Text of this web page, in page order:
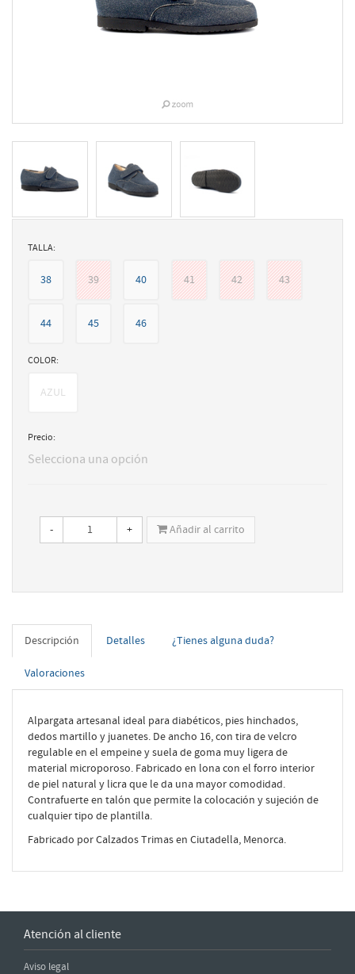
TALLA:
38 39 40 41 42 43
44 45 46
COLOR:
AZUL
Precio:
Selecciona una opción
- + Añadir al carrito
Descripción Detalles ¿Tienes alguna duda?
Valoraciones
Alpargata artesanal ideal para diabéticos, pies hinchados,
dedos martillo y juanetes. De ancho 16, con tira de velcro
regulable en el empeine y suela de goma muy ligera de
material microporoso. Fabricado en lona con el forro interior
de piel natural y licra que le da una mayor comodidad.
Contrafuerte en talón que permite la colocación y sujeción de
cualquier tipo de plantilla.
Fabricado por Calzados Trimas en Ciutadella, Menorca.
Atención al cliente
Aviso legal